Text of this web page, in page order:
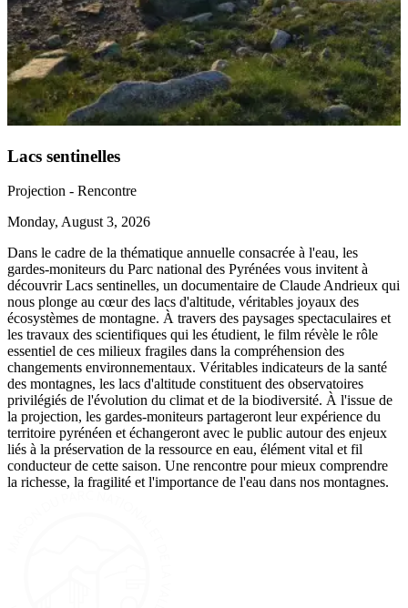
Lacs sentinelles
Projection - Rencontre
Monday, August 3, 2026
Dans le cadre de la thématique annuelle consacrée à l'eau, les
gardes-moniteurs du Parc national des Pyrénées vous invitent à
découvrir Lacs sentinelles, un documentaire de Claude Andrieux qui
nous plonge au cœur des lacs d'altitude, véritables joyaux des
écosystèmes de montagne. À travers des paysages spectaculaires et
les travaux des scientifiques qui les étudient, le film révèle le rôle
essentiel de ces milieux fragiles dans la compréhension des
changements environnementaux. Véritables indicateurs de la santé
des montagnes, les lacs d'altitude constituent des observatoires
privilégiés de l'évolution du climat et de la biodiversité. À l'issue de
la projection, les gardes-moniteurs partageront leur expérience du
territoire pyrénéen et échangeront avec le public autour des enjeux
liés à la préservation de la ressource en eau, élément vital et fil
conducteur de cette saison. Une rencontre pour mieux comprendre
la richesse, la fragilité et l'importance de l'eau dans nos montagnes.